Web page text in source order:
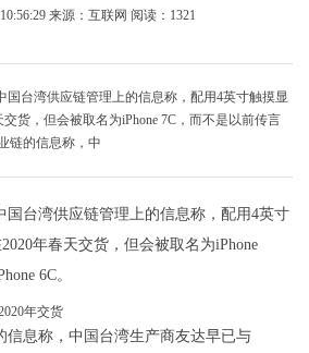
来源：互联网 阅读：1321
国台湾供应链管理上的信息称，配用4英寸触摸显
交货，但会被取名为iPhone 7C，而不是以前传言
链的信息称，中
国台湾供应链管理上的信息称，配用4英寸
年春天交货，但会被取名为iPhone
6C。
信息称，中国台湾生产商友达早已与